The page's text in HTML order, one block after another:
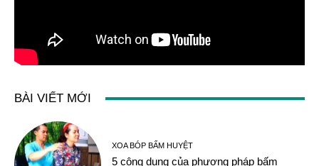
BÀI VIẾT MỚI
XOA BÓP BẤM HUYỆT
5 công dụng của phương pháp bấm